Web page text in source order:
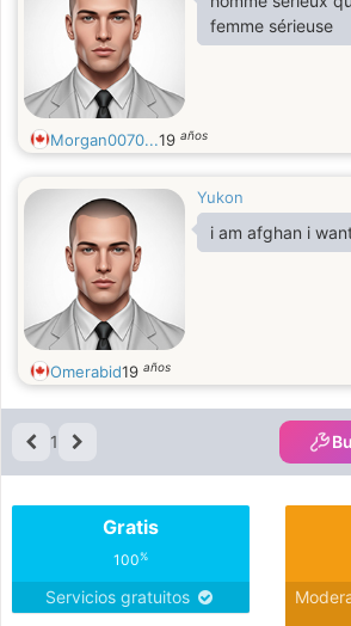
femme sérieuse
Morgan0070...19 años
Yukon
i am afghan i
Omerabid19 años
1
Gratis
100%
Servicios gratuitos